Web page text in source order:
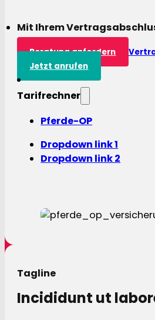
Mit Ihrem
Beratung anfordern
Jetzt anrufen
Tarifrechner
Pferde-OP
Dropdown link 1
Dropdown link 2
Tagline
Incididunt ut